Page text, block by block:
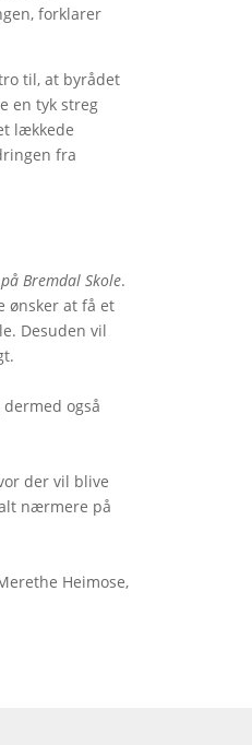
forklarer
til, at byrådet
en tyk streg
lækkede
fra
Bremdal Skole.
ønsker at få et
Desuden vil
også
der vil blive
nærmere på
Heimose,